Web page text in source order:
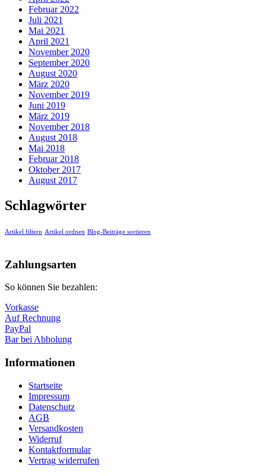
Februar 2022
Juli 2021
Mai 2021
April 2021
November 2020
September 2020
August 2020
März 2020
November 2019
Juni 2019
März 2019
November 2018
August 2018
Mai 2018
Februar 2018
Oktober 2017
August 2017
Schlagwörter
Artikel filtern Artikel ordnen Blog-Beiträge sortieren
Zahlungsarten
So können Sie bezahlen:
Vorkasse
Auf Rechnung
PayPal
Bar bei Abholung
Informationen
Startseite
Impressum
Datenschutz
AGB
Versandkosten
Widerruf
Kontaktformular
Vertrag widerrufen